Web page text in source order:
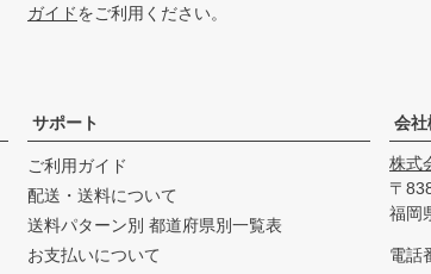
ガイドをご利用ください。
サポート
ご利用ガイド
配送・送料について
送料パターン別 都道府県別一覧表
お支払いについて
会社
株式
福岡
電話